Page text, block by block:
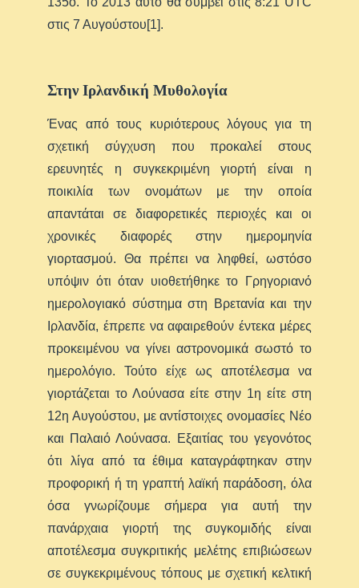
στις 7 Αυγούστου[1].
Στην Iρλανδική Mυθολογία
Ένας από τους κυριότερους λόγους για τη
σχετική σύγχυση που προκαλεί στους
ερευνητές η συγκεκριμένη γιορτή είναι η
ποικιλία των ονομάτων με την οποία
απαντάται σε διαφορετικές περιοχές και οι
χρονικές διαφορές στην ημερομηνία
γιορτασμού. Θα πρέπει να ληφθεί, ωστόσο
υπόψιν ότι όταν υιοθετήθηκε το Γρηγοριανό
ημερολογιακό σύστημα στη Βρετανία και την
Ιρλανδία, έπρεπε να αφαιρεθούν έντεκα μέρες
προκειμένου να γίνει αστρονομικά σωστό το
ημερολόγιο. Τούτο είχε ως αποτέλεσμα να
γιορτάζεται το Λούνασα είτε στην 1η είτε στη
12η Αυγούστου, με αντίστοιχες ονομασίες Νέο
και Παλαιό Λούνασα. Εξαιτίας του γεγονότος
ότι λίγα από τα έθιμα καταγράφτηκαν στην
προφορική ή τη γραπτή λαϊκή παράδοση, όλα
όσα γνωρίζουμε σήμερα για αυτή την
πανάρχαια γιορτή της συγκομιδής είναι
αποτέλεσμα συγκριτικής μελέτης επιβιώσεων
σε συγκεκριμένους τόπους με σχετική κελτική